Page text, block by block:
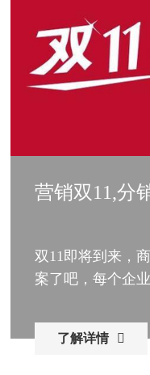
营销双11,分
双11即将到来，
案了吧，每个企
了解详情